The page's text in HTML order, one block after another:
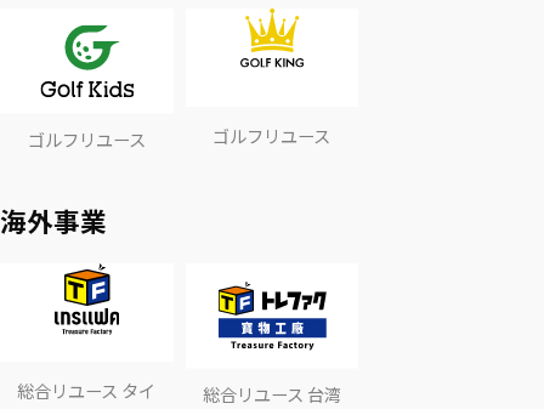
ゴルフリユース ゴルフリユース
海外事業
総合リユース タイ 総合リユース 台湾